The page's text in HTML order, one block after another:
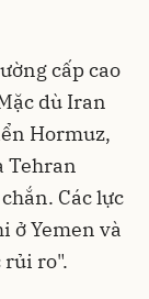
cấp cao
dù Iran
Hormuz,
Tehran
Các lực
ở Yemen và
rủi ro".